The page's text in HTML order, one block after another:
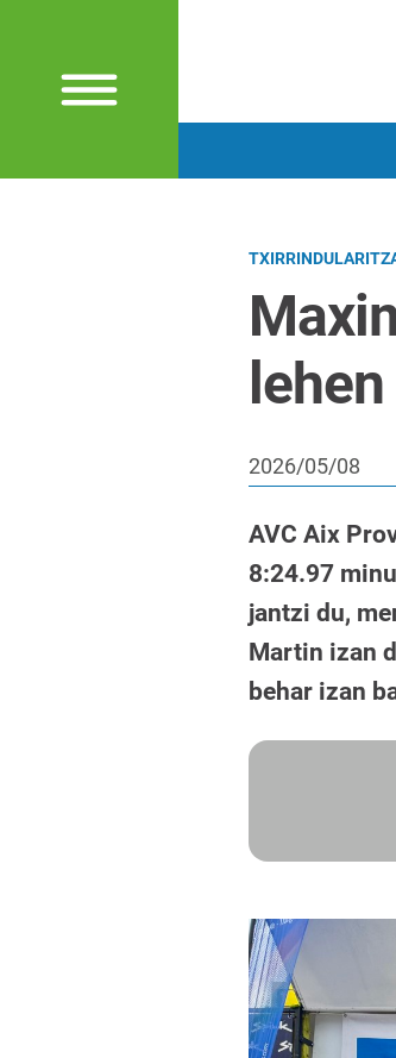
2026/05/08
AVC Aix
8:24.97
jantzi du,
Martin izan
behar izan